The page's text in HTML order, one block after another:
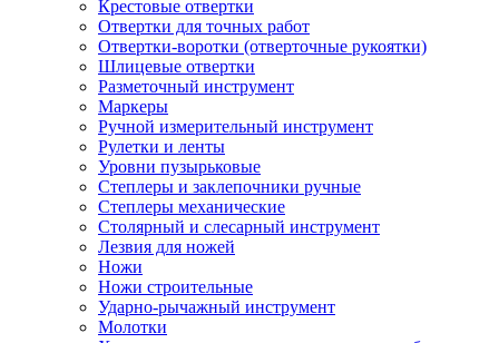
Крестовые отвертки
Отвертки для точных работ
Отвертки-воротки (отверточные рукоятки)
Шлицевые отвертки
Разметочный инструмент
Маркеры
Ручной измерительный инструмент
Рулетки и ленты
Уровни пузырьковые
Степлеры и заклепочники ручные
Степлеры механические
Столярный и слесарный инструмент
Лезвия для ножей
Ножи
Ножи строительные
Ударно-рычажный инструмент
Молотки